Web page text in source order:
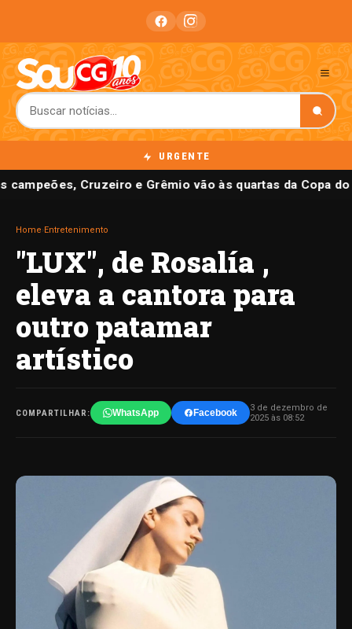
URGENTE
campeões, Cruzeiro e Grêmio vão às quartas da Copa do
Home Entretenimento
"LUX", de Rosalía ,
eleva a cantora para
outro patamar
artístico
COMPARTILHAR: WhatsApp Facebook
3 de dezembro de
2025 às 08:52